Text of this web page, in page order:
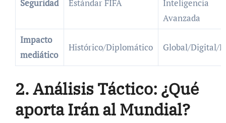
Seguridad Estándar FIFA
Inteligencia
Avanzada
Impacto
mediático
Histórico/Diplomático Global/Digital/
2. Análisis Táctico: ¿Qué
aporta Irán al Mundial?